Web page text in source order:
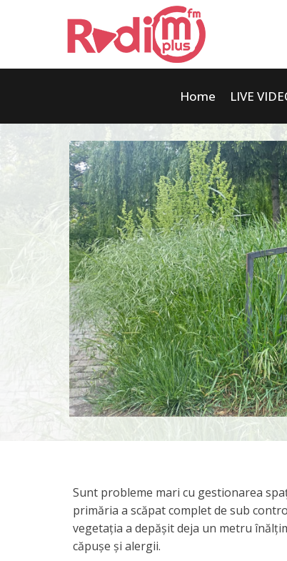
Home LIVE
Sunt probleme mari cu gestionarea
primăria a scăpat complet de sub
vegetația a depășit deja un metru
căpușe și alergii.